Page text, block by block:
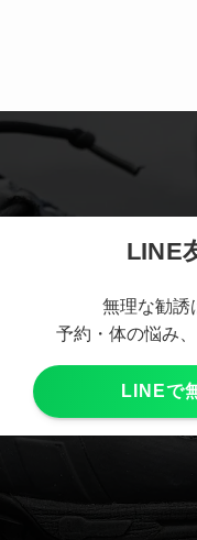
LINE
無理な勧誘
予約・体の悩み
LINEで